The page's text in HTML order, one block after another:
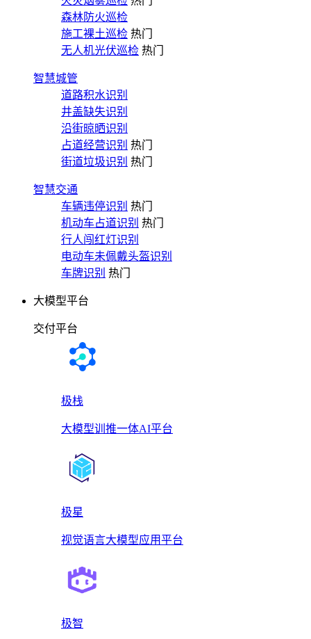
森林防火巡检
施工裸土巡检 热门
无人机光伏巡检 热门
智慧城管
道路积水识别
井盖缺失识别
沿街晾晒识别
占道经营识别 热门
街道垃圾识别 热门
智慧交通
车辆违停识别 热门
机动车占道识别 热门
行人闯红灯识别
电动车未佩戴头盔识别
车牌识别 热门
大模型平台
交付平台
极栈
大模型训推一体AI平台
极星
视觉语言大模型应用平台
极智